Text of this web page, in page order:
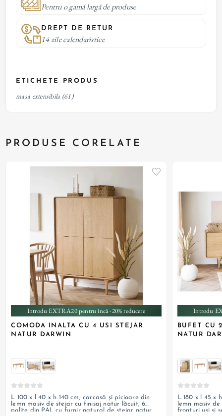
Pentru o gamă largă de produse
DREPT DE RETUR
14 zile calendaristice
ETICHETE PRODUS
masa extensibila (61)
PRODUSE CORELATE
Introdu EXTRA20 pentru încă -20% reducere
COMODA INALTA CU 4 USI STEJAR
NATUR DARWIN
L 100 x l 40 x h 140 cm; carcasă și picioare din
lemn masiv de stejar cu finisaj natur lăcuit, 6
polițe din PAL cu furnir natural de stejar natur,
Introdu
BUFET CU
NATUR
L 180 x l 45 x
lemn masiv
fronturi uși și